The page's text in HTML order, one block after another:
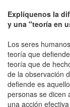
Explíquenos la
y una "teoría en
Los seres
teoría que
teoría que de
de la observación
defiende es
personas se dicen
una acción